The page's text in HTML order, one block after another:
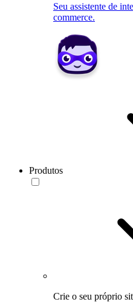
Seu assistente de
commerce.
Produtos
Crie o seu próprio